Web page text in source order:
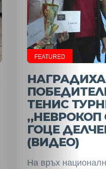
FEATURED
НАГРАДИХА
ТЕНИС
„НЕВРОКОП
ГОЦЕ
(ВИДЕО)
На връх